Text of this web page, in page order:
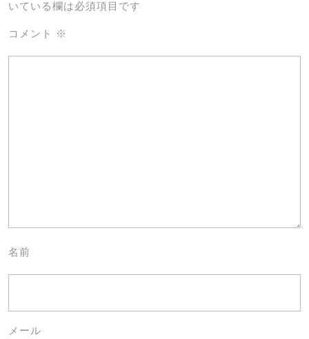
いている欄は必須項目です
コメント ※
名前
メール